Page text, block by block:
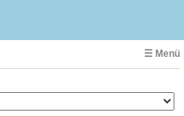
☰ Menü